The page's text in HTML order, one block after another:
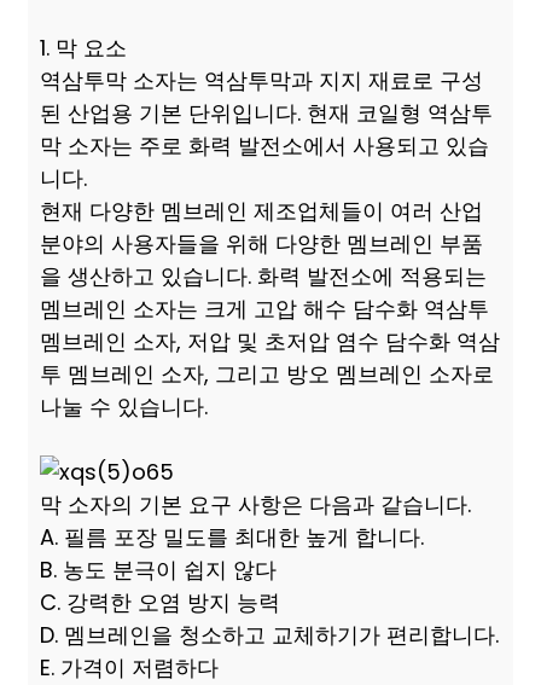
1. 막 요소
역삼투막 소자는 역삼투막과 지지 재료로 구성
된 산업용 기본 단위입니다. 현재 코일형 역삼투
막 소자는 주로 화력 발전소에서 사용되고 있습
니다.
현재 다양한 멤브레인 제조업체들이 여러 산업
분야의 사용자들을 위해 다양한 멤브레인 부품
을 생산하고 있습니다. 화력 발전소에 적용되는
멤브레인 소자는 크게 고압 해수 담수화 역삼투
멤브레인 소자, 저압 및 초저압 염수 담수화 역삼
투 멤브레인 소자, 그리고 방오 멤브레인 소자로
나눌 수 있습니다.
막 소자의 기본 요구 사항은 다음과 같습니다.
A. 필름 포장 밀도를 최대한 높게 합니다.
B. 농도 분극이 쉽지 않다
C. 강력한 오염 방지 능력
D. 멤브레인을 청소하고 교체하기가 편리합니다.
E. 가격이 저렴하다